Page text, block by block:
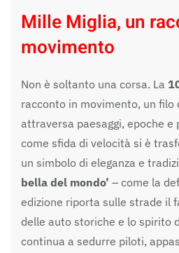
Mille Miglia, un
movimento
Non è soltanto una corsa. La
racconto in movimento, un filo
attraversa paesaggi, epoche e
come sfida di velocità si è
un simbolo di eleganza e
bella del mondo’ – come la
edizione riporta sulle strade il
delle auto storiche e lo spirito
continua a sedurre piloti,